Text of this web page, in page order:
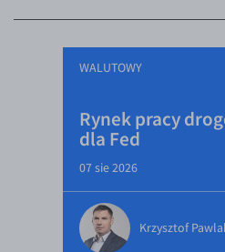
WALUTOWY
Rynek pracy
dla Fed
07 sie 2026
Krzysztof